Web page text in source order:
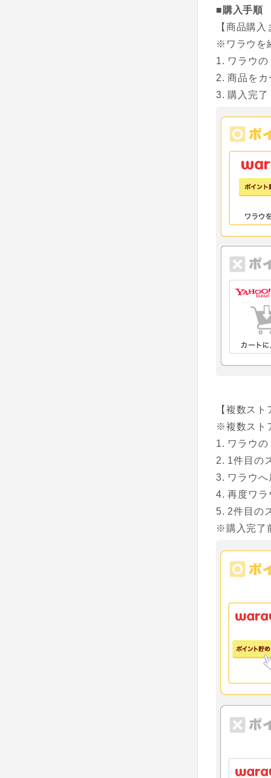
■購入手順
【商品購
※ワラウを
ワラウ
商品を
購入完了
【複数ス
※複数スト
ワラウ
1件目の
ワラウへ
再度ワラ
2件目の
※購入完了